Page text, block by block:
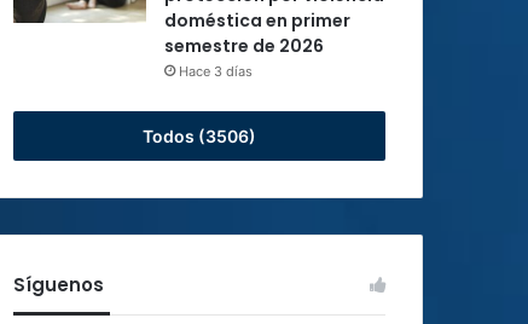
doméstica en primer
semestre de 2026
Hace 3 días
Todos (3506)
Síguenos